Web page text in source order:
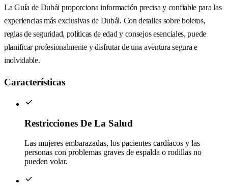
La Guía de Dubái proporciona información precisa y confiable para las
experiencias más exclusivas de Dubái. Con detalles sobre boletos,
reglas de seguridad, políticas de edad y consejos esenciales, puede
planificar profesionalmente y disfrutar de una aventura segura e
inolvidable.
Características
Restricciones De La Salud
Las mujeres embarazadas, los pacientes cardíacos y las
personas con problemas graves de espalda o rodillas no
pueden volar.